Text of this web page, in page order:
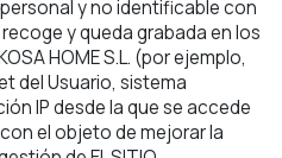
y no identificable con
y queda grabada en los
HOME S.L. (por ejemplo,
del Usuario, sistema
IP desde la que se accede
con el objeto de mejorar la